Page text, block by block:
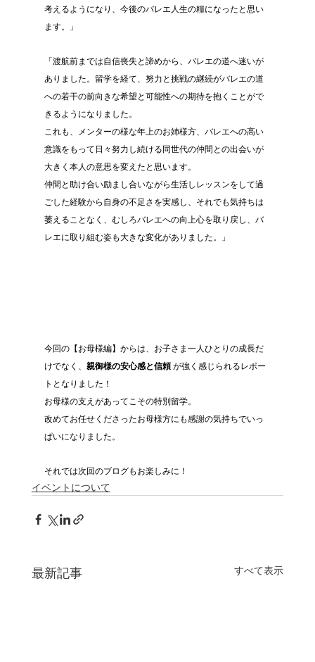
考えるようになり、今後のバレエ人生の糧になったと思い
ます。」
「渡航前までは自信喪失と諦めから、バレエの道へ迷いが
ありました。留学を経て、努力と挑戦の継続がバレエの道
への若干の前向きな希望と可能性への期待を抱くことがで
きるようになりました。
これも、メンターの様な年上のお姉様方、バレエへの高い
意識をもって日々努力し続ける同世代の仲間との出会いが
大きく本人の意思を変えたと思います。
仲間と助け合い励まし合いながら生活しレッスンをして過
ごした経験から自身の不足さを実感し、それでも気持ちは
萎えることなく、むしろバレエへの向上心を取り戻し、バ
レエに取り組む姿も大きな変化がありました。」
今回の【お母様編】からは、お子さま一人ひとりの成長だ
けでなく、 親御様の安心感と信頼 が強く感じられるレポー
トとなりました！
お母様の支えがあってこその特別留学。
改めてお任せくださったお母様方にも感謝の気持ちでいっ
ぱいになりました。
それでは次回のブログもお楽しみに！
イベントについて
最新記事 すべて表示